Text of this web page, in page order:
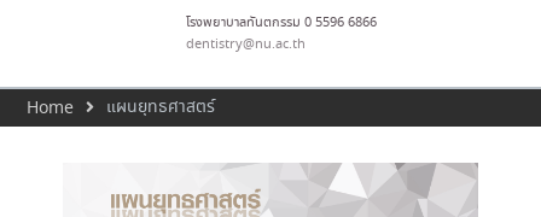
มหาวิทยาลัยนเรศวร เรื่อง ผู้ผ่าน
การสอบแข่งขันเข้าเป็นลูกจ้าง
ทั่วไป
โรงพยาบาลทันตกรรม 0 5596 6866
dentistry@nu.ac.th
Home แผนยุทธศาสตร์